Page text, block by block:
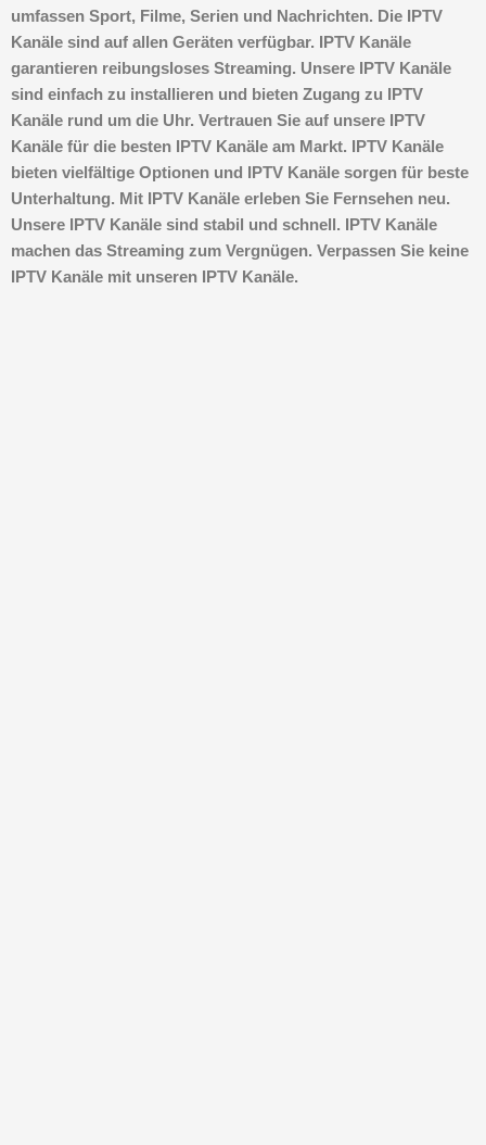
umfassen Sport, Filme, Serien und Nachrichten. Die IPTV
Kanäle sind auf allen Geräten verfügbar. IPTV Kanäle
garantieren reibungsloses Streaming. Unsere IPTV Kanäle
sind einfach zu installieren und bieten Zugang zu IPTV
Kanäle rund um die Uhr. Vertrauen Sie auf unsere IPTV
Kanäle für die besten IPTV Kanäle am Markt. IPTV Kanäle
bieten vielfältige Optionen und IPTV Kanäle sorgen für beste
Unterhaltung. Mit IPTV Kanäle erleben Sie Fernsehen neu.
Unsere IPTV Kanäle sind stabil und schnell. IPTV Kanäle
machen das Streaming zum Vergnügen. Verpassen Sie keine
IPTV Kanäle mit unseren IPTV Kanäle.